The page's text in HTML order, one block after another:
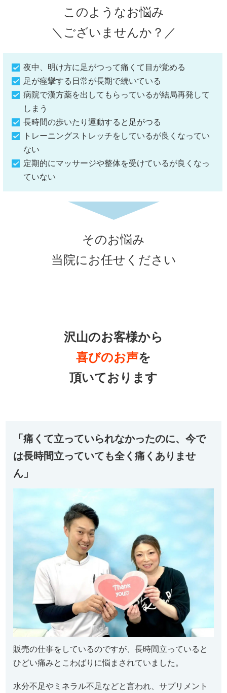
このようなお悩み
＼ございませんか？／
夜中、明け方に足がつって痛くて目が覚める
足が痙攣する日常が長期で続いている
病院で漢方薬を出してもらっているが結局再発して
しまう
長時間の歩いたり運動すると足がつる
トレーニングストレッチをしているが良くなってい
ない
定期的にマッサージや整体を受けているが良くなっ
ていない
そのお悩み
当院にお任せください
沢山のお客様から
喜びのお声を
頂いております
「痛くて立っていられなかったのに、今で
は長時間立っていても全く痛くありませ
ん」
販売の仕事をしているのですが、長時間立っていると
ひどい痛みとこわばりに悩まされていました。
水分不足やミネラル不足などと言われ、サプリメント